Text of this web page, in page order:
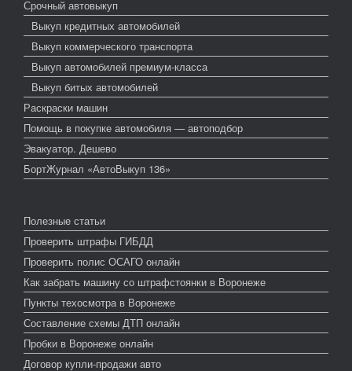
Срочный автовыкуп
Выкуп кредитных автомобилей
Выкуп коммерческого транспорта
Выкуп автомобилей премиум-класса
Выкуп битых автомобилей
Раскраски машин
Помощь в покупке автомобиля — автоподбор
Эвакуатор. Дешево
БортЖурнал «АвтоВыкуп 136»
Полезные статьи
Проверить штрафы ГИБДД
Проверить полис ОСАГО онлайн
Как забрать машину со штрафстоянки в Воронеже
Пункты техосмотра в Воронеже
Составление схемы ДТП онлайн
Пробки в Воронеже онлайн
Договор купли-продажи авто